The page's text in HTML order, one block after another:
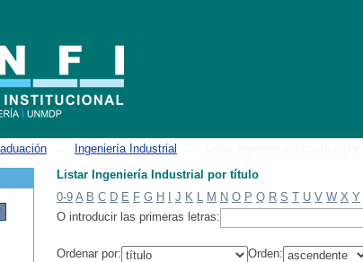
Ingeniería Industrial
Listar Ingeniería Industrial por título
0-9 A B C D E F G H J K L M N O P Q R S T U V W X Y
O introducir las primeras letras:
Ordenar por: Orden: